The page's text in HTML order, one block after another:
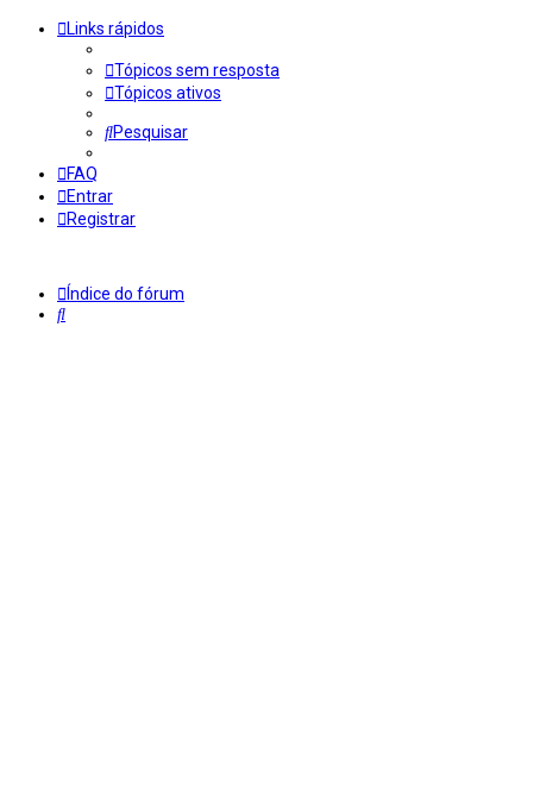
Links rápidos
Tópicos sem resposta
Tópicos ativos
Pesquisar
FAQ
Entrar
Registrar
Índice do fórum
Pesquisar